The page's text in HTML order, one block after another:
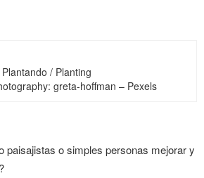
Plantando / Planting
greta-hoffman – Pexels
paisajistas o simples personas mejorar y